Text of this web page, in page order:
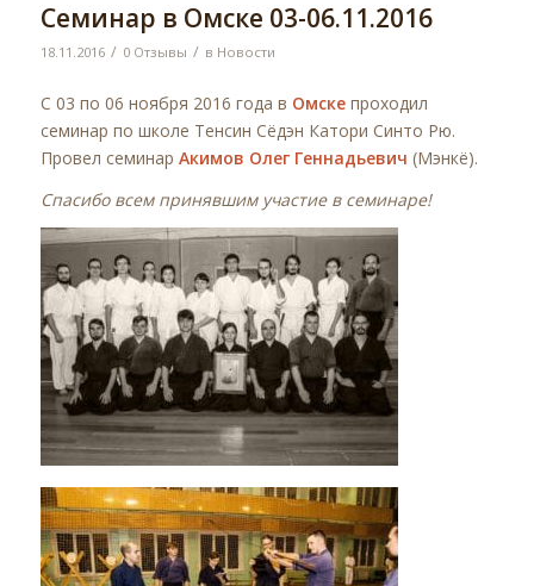
Семинар в Омске 03-06.11.2016
18.11.2016 / 0 Отзывы / в Новости
С 03 по 06 ноября 2016 года в Омскепроходил
семинар по школе Тенсин Сёдэн Катори Синто Рю.
Провел семинар Акимов Олег Геннадьевич (Мэнкё).
Спасибо всем принявшим участие в семинаре!